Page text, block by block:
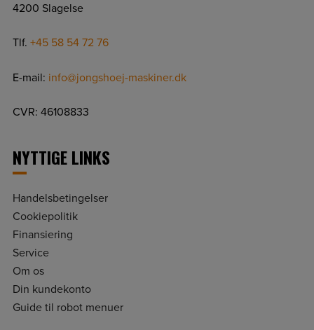
4200 Slagelse
Tlf. +45 58 54 72 76
E-mail: info@jongshoej-maskiner.dk
CVR: 46108833
NYTTIGE LINKS
Handelsbetingelser
Cookiepolitik
Finansiering
Service
Om os
Din kundekonto
Guide til robot menuer